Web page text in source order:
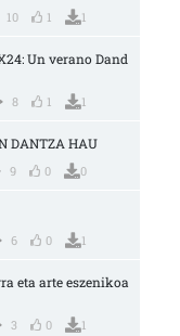
10 1 1
Un verano Dand
8 1 1
DANTZA HAU
9 0 0
6 0 1
eta arte eszenikoa
3 0 1